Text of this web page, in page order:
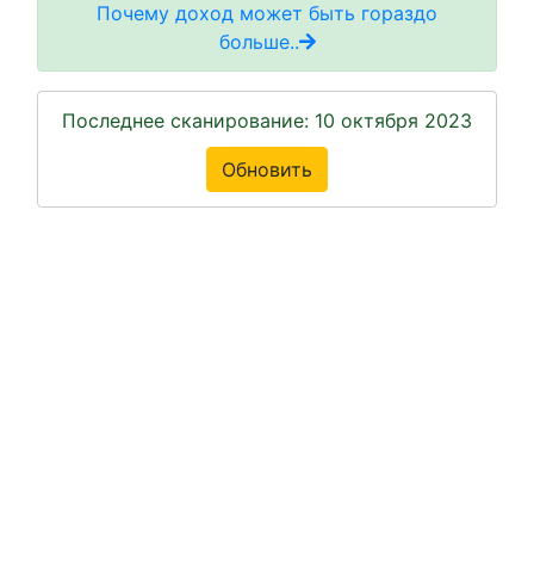
Почему доход может быть гораздо
больше..
Последнее сканирование: 10 октября 2023
Обновить